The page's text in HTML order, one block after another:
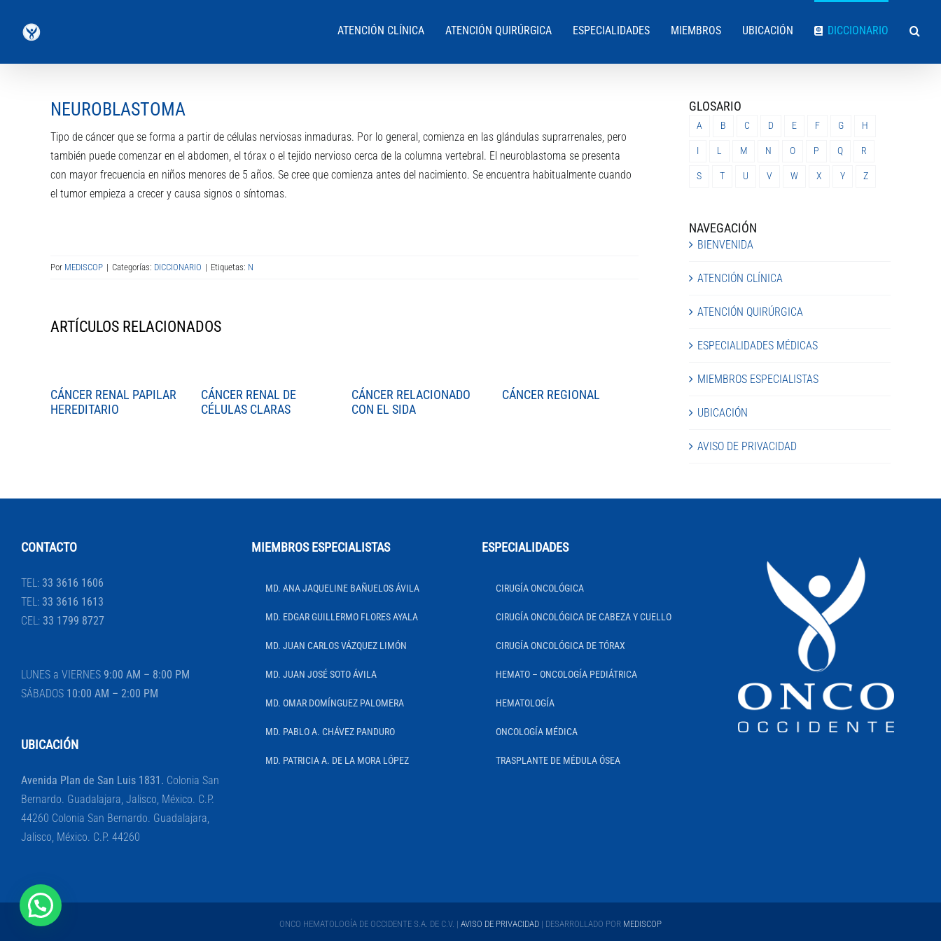
ATENCIÓN CLÍNICA ATENCIÓN QUIRÚRGICA ESPECIALIDADES MIEMBROS UBICACIÓN DICCIONARIO
NEUROBLASTOMA
Tipo de cáncer que se forma a partir de células nerviosas inmaduras. Por lo general, comienza en las glándulas suprarrenales, pero
también puede comenzar en el abdomen, el tórax o el tejido nervioso cerca de la columna vertebral. El neuroblastoma se presenta
con mayor frecuencia en niños menores de 5 años. Se cree que comienza antes del nacimiento. Se encuentra habitualmente cuando
el tumor empieza a crecer y causa signos o síntomas.
Por MEDISCOP | Categorías: DICCIONARIO | Etiquetas: N
ARTÍCULOS RELACIONADOS
CÁNCER RENAL PAPILAR
HEREDITARIO
CÁNCER RENAL DE
CÉLULAS CLARAS
CÁNCER RELACIONADO
CON EL SIDA
CÁNCER REGIONAL
GLOSARIO
A B C D E F G H
I L M N O P Q R
S T U V W X Y Z
NAVEGACIÓN
BIENVENIDA
ATENCIÓN CLÍNICA
ATENCIÓN QUIRÚRGICA
ESPECIALIDADES MÉDICAS
MIEMBROS ESPECIALISTAS
UBICACIÓN
AVISO DE PRIVACIDAD
CONTACTO
TEL: 33 3616 1606
TEL: 33 3616 1613
CEL: 33 1799 8727
LUNES a VIERNES 9:00 AM – 8:00 PM
SÁBADOS 10:00 AM – 2:00 PM
UBICACIÓN
Avenida Plan de San Luis 1831. Colonia San
Bernardo. Guadalajara, Jalisco, México. C.P.
44260 Colonia San Bernardo. Guadalajara,
Jalisco, México. C.P. 44260
MIEMBROS ESPECIALISTAS
MD. ANA JAQUELINE BAÑUELOS ÁVILA
MD. EDGAR GUILLERMO FLORES AYALA
MD. JUAN CARLOS VÁZQUEZ LIMÓN
MD. JUAN JOSÉ SOTO ÁVILA
MD. OMAR DOMÍNGUEZ PALOMERA
MD. PABLO A. CHÁVEZ PANDURO
MD. PATRICIA A. DE LA MORA LÓPEZ
ESPECIALIDADES
CIRUGÍA ONCOLÓGICA
CIRUGÍA ONCOLÓGICA DE CABEZA Y CUELLO
CIRUGÍA ONCOLÓGICA DE TÓRAX
HEMATO – ONCOLOGÍA PEDIÁTRICA
HEMATOLOGÍA
ONCOLOGÍA MÉDICA
TRASPLANTE DE MÉDULA ÓSEA
ONCO HEMATOLOGÍA DE OCCIDENTE S.A. DE C.V. | AVISO DE PRIVACIDAD | DESARROLLADO POR MEDISCOP